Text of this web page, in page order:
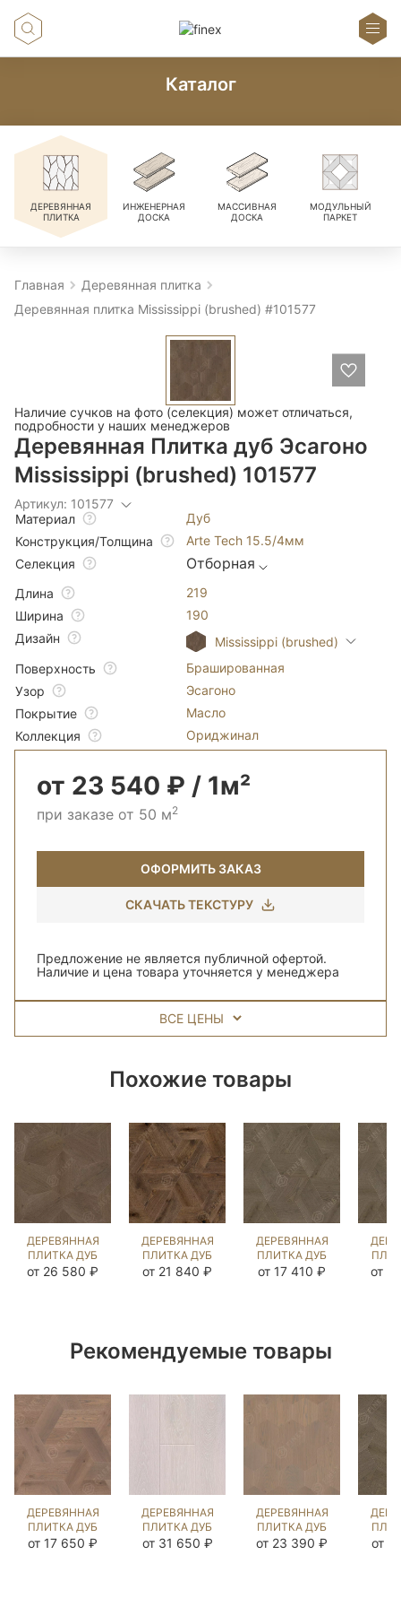
Каталог
ДЕРЕВЯННАЯ
ПЛИТКА
ИНЖЕНЕРНАЯ
ДОСКА
МАССИВНАЯ
ДОСКА
МОДУЛЬНЫЙ
ПАРКЕТ
Главная
Деревянная плитка
Деревянная плитка Mississippi (brushed) #101577
Наличие сучков на фото (селекция) может отличаться,
подробности у наших менеджеров
Деревянная Плитка дуб Эсагоно
Mississippi (brushed) 101577
Артикул: 101577
Материал
Дуб
Конструкция/Толщина
Arte Tech 15.5/4мм
Селекция
Отборная
Длина
219
Ширина
190
Дизайн
Mississippi (brushed)
Поверхность
Брашированная
Узор
Эсагоно
Покрытие
Масло
Коллекция
Ориджинал
от 23 540 ₽ / 1м²
при заказе от 50 м2
ОФОРМИТЬ ЗАКАЗ
СКАЧАТЬ ТЕКСТУРУ
Предложение не является публичной офертой.
Наличие и цена товара уточняется у менеджера
ВСЕ ЦЕНЫ
Похожие товары
ДЕРЕВЯННАЯ
ПЛИТКА ДУБ
ЛИБРОН
от 26 580 ₽
ДЕРЕВЯННАЯ
ПЛИТКА ДУБ
АРЕЦЦО
от 21 840 ₽
ДЕРЕВЯННАЯ
ПЛИТКА ДУБ
КУБ
от 17 410 ₽ от
Рекомендуемые товары
ДЕРЕВЯННАЯ
ПЛИТКА ДУБ
ТЕССЕРИО
от 17 650 ₽
ДЕРЕВЯННАЯ
ПЛИТКА ДУБ
ЛИБРОН
от 31 650 ₽
ДЕРЕВЯННАЯ
ПЛИТКА ДУБ
ЭСАГОНО
от 23 390 ₽ от